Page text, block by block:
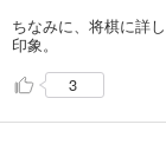
ちなみに、将棋に詳
印象。
3